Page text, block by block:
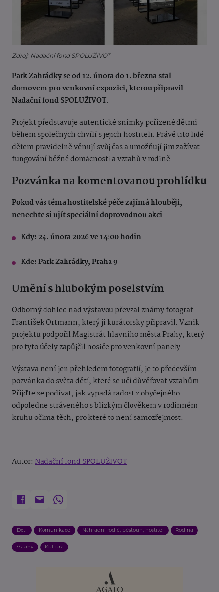
Zdroj: Nadační fond SPOLUŽIVOT
Park Zahrádky se od 12. února do 1. března stal
domovem pro venkovní expozici, kterou připravil
Nadační fond SPOLUŽIVOT.
Projekt představuje autentické snímky pořízené dětmi
během společných chvílí s jejich hostiteli. Právě tito lidé
dětem pravidelně věnují svůj čas a umožňují jim zažívat
fungování běžné domácnosti a vztahů v rodině.
Pozvánka na komentovanou prohlídku
Pokud vás téma hostitelské péče zajímá hlouběji,
nenechte si ujít speciální doprovodnou akci:
Kdy: 24. února 2026 ve 14:00 hodin
Kde: Park Zahrádky, Praha 9
Umění s hlubokým poselstvím
Odborný dohled nad výstavou převzal známý fotograf
František Ortmann, který ji kurátorsky připravil. Vznik
projektu podpořil Magistrát hlavního města Prahy, který
pro tyto účely zapůjčil nosiče pro venkovní panely.
Výstava není jen přehledem fotografií, je to především
pozvánka do světa dětí, které se učí důvěřovat vztahům.
Přijďte se podívat, jak vypadá radost z obyčejného
odpoledne stráveného s blízkým člověkem v rodinném
kruhu očima těch, pro které to není samozřejmost.
Autor: Nadační fond SPOLUŽIVOT
Děti Komunikace Náhradní rodič, pěstoun, hostitel Rodina
Vztahy Kultura